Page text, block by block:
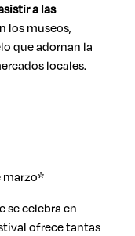
a las
los museos,
que adornan la
locales.
marzo*
se celebra en
ofrece tantas